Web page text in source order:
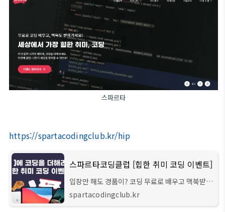
스파르타
https://spartacodingclub.kr/hip
스파르타코딩클럽 [힙한 취미 코딩 이벤트]
입장만 해도 경품이? 코딩 무료로 배우고 맥북받
자!
spartacodingclub.kr